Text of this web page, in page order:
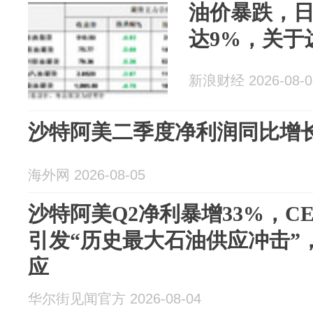
油价暴跌，
达9%，关于
新浪财经 2026-08-
沙特阿美二季度净利润同比增
海外网 2026-08-05
沙特阿美Q2净利暴增33%，
引发“历史最大石油供应冲击”
应
华尔街见闻官方 2026-08-04